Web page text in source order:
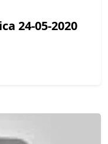
24-05-2020